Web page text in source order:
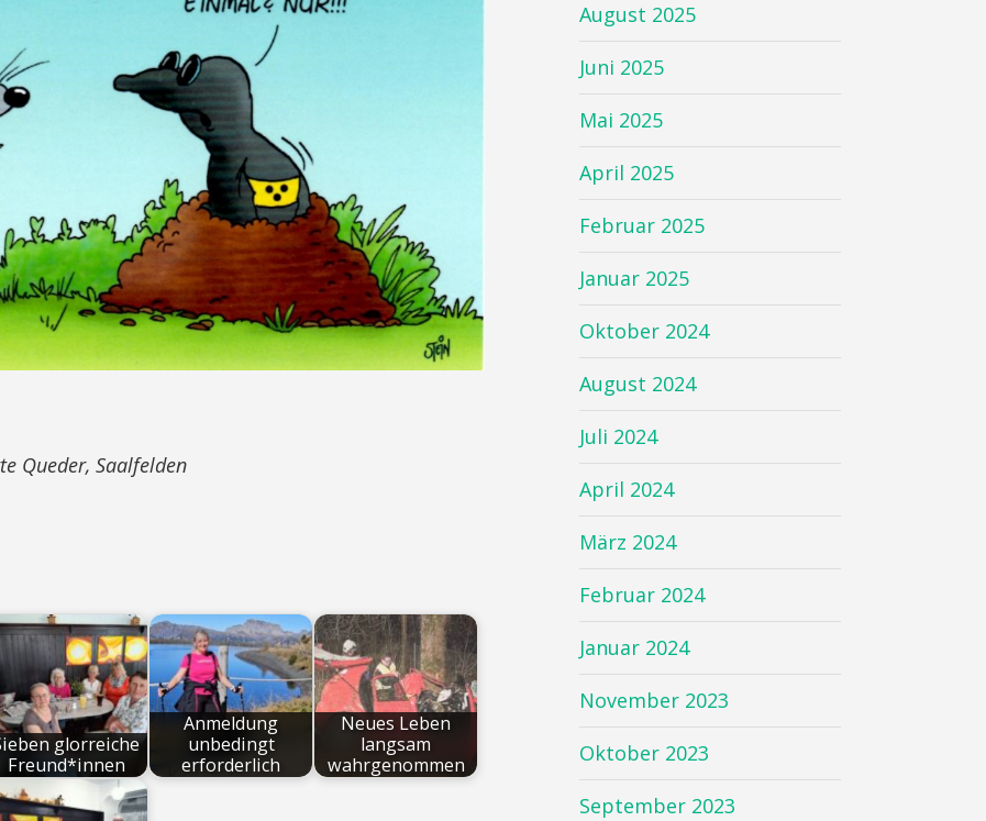
Queder, Saalfelden
glorreiche
Freund*innen
Anmeldung
unbedingt
erforderlich
Neues Leben
langsam
wahrgenommen
August 2025
Juni 2025
Mai 2025
April 2025
Februar 2025
Januar 2025
Oktober 2024
August 2024
Juli 2024
April 2024
März 2024
Februar 2024
Januar 2024
November 2023
Oktober 2023
September 2023